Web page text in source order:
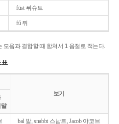
füst 퓌슈트
fű 퓌
모음과 결합할 때 합쳐서 1 음절로 적는다.
표
보기
말
bal 발, snabbt 스납트, Jacob 야코브